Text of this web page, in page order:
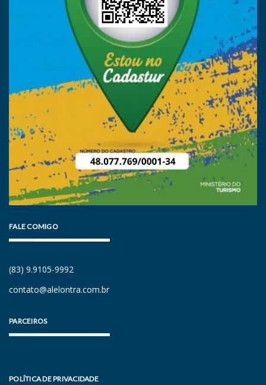
FALE COMIGO
(83) 9.9105-9992
contato@alelontra.com.br
PARCEIROS
POLÍTICA DE PRIVACIDADE